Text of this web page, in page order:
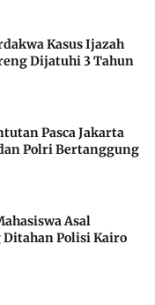
Kasus Ijazah
Dijatuhi 3 Tahun
Pasca Jakarta
Polri Bertanggung
Asal
Polisi Kairo